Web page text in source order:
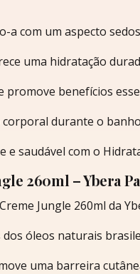
a com um aspecto
uma hidratação
promove benefícios
durante o
saudável com o
260ml – Ybera
Jungle 260ml da
óleos naturais
uma barreira